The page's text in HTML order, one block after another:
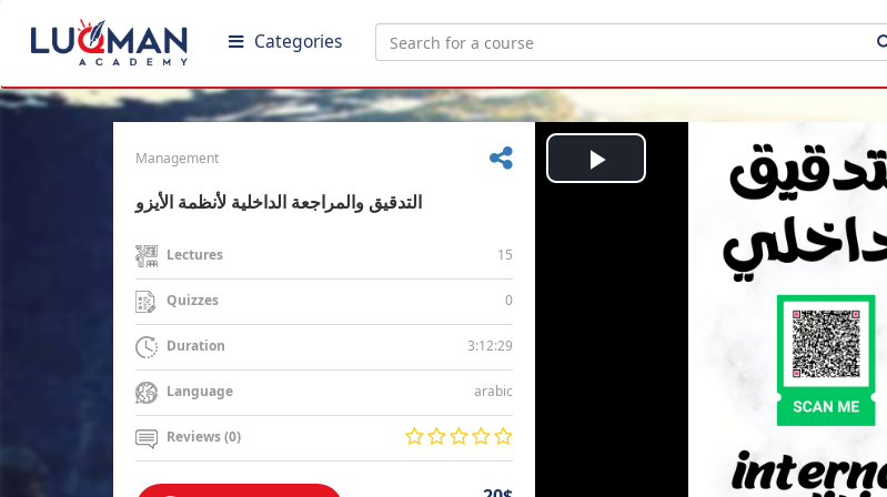
Categories
Management
التدقيق والمراجعة الداخلية لأنظمة الأيزو
Lectures 15
Quizzes 0
Duration 3:12:29
Language arabic
Reviews (0)
Play